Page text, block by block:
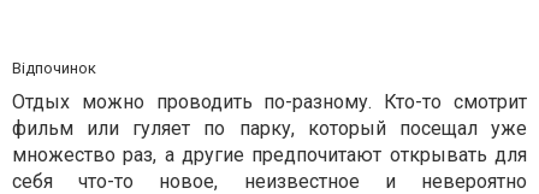
Відпочинок
Отдых можно проводить по-разному. Кто-то смотрит
фильм или гуляет по парку, который посещал уже
множество раз, а другие предпочитают открывать для
себя что-то новое, неизвестное и невероятно